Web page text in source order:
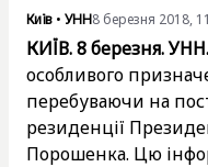
Київ • УНН8 березня 2018,
КИЇВ. 8 березня. УНН.
особливого
перебуваючи на
резиденції
Порошенка. Цю